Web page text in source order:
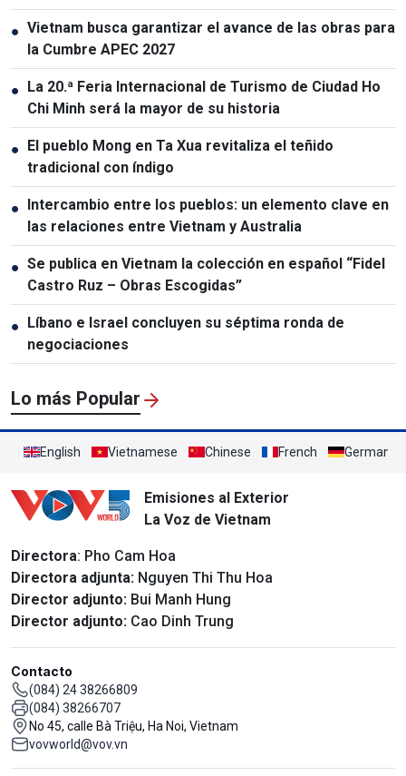
● Vietnam busca garantizar el avance de las obras para
la Cumbre APEC 2027
● La 20.ª Feria Internacional de Turismo de Ciudad Ho
Chi Minh será la mayor de su historia
● El pueblo Mong en Ta Xua revitaliza el teñido
tradicional con índigo
● Intercambio entre los pueblos: un elemento clave en
las relaciones entre Vietnam y Australia
● Se publica en Vietnam la colección en español “Fidel
Castro Ruz – Obras Escogidas”
● Líbano e Israel concluyen su séptima ronda de
negociaciones
Lo más Popular
English Vietnamese Chinese French German
Emisiones al Exterior
La Voz de Vietnam
Directora: Pho Cam Hoa
Directora adjunta: Nguyen Thi Thu Hoa
Director adjunto: Bui Manh Hung
Director adjunto: Cao Dinh Trung
Contacto
(084) 24 38266809
(084) 38266707
No 45, calle Bà Triệu, Ha Noi, Vietnam
vovworld@vov.vn